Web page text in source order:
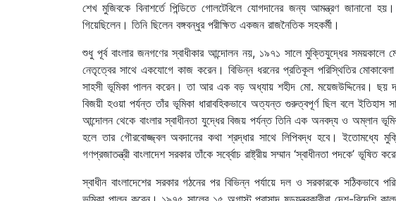
শেখ মুজিবকে বিনাশর্তে পিন্ডিতে গোলটেবিলে যোগদানের জন্য আমন্ত্রণ জানানো
গিয়েছিলেন। তিনি ছিলেন বঙ্গবন্ধুর পরীক্ষিত একজন রাজনৈতিক সহকর্মী।
শুধু পূর্ব বাংলার জনগণের স্বাধীকার আন্দোলন নয়, ১৯৭১ সালে মুক্তিযুদ্ধের সময়কালে
নেতৃত্বের সাথে একযোগে কাজ করেন। বিভিন্ন ধরনের প্রতিকূল পরিস্থিতির
সাহসী ভূমিকা পালন করেন। তা আর এক বড় অধ্যায় শহীদ মো. ময়েজউদ্দিনের। ছয়
বিজয়ী হওয়া পর্যন্ত তাঁর ভূমিকা ধারাবহিকভাবে অত্যন্ত গুরুত্বপূর্ণ ছিল বলে
আন্দোলন থেকে বাংলার স্বাধীনতা যুদ্ধের বিজয় পর্যন্ত তিনি এক অনবদ্য ও অম্লান
হলে তার গৌরবোজ্জ্বল অবদানের কথা শ্রদ্ধার সাথে লিপিবদ্ধ হবে। ইতোমধ্যে
গণপ্রজাতন্ত্রী বাংলাদেশ সরকার তাঁকে সর্ব্বোচ রাষ্ট্রীয় সম্মান ‘স্বাধীনতা পদকে’ ভূষিত
স্বাধীন বাংলাদেশের সরকার গঠনের পর বিভিন্ন পর্যায়ে দল ও সরকারকে